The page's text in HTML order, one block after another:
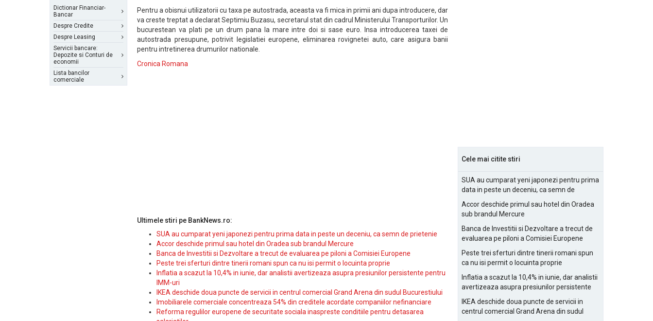
Dictionar Financiar-
Bancar
Despre Credite
Despre Leasing
Servicii bancare:
Depozite si Conturi de
economii
Lista bancilor
comerciale
Pentru a obisnui utilizatorii cu taxa pe autostrada, aceasta va fi mica in primii ani dupa introducere, dar
va creste treptat a declarat Septimiu Buzasu, secretarul stat din cadrul Ministerului Transporturilor. Un
bucurestean va plati pe un drum pana la mare intre doi si sase euro. Insa introducerea taxei de
autostrada presupune, potrivit legislatiei europene, eliminarea rovignetei auto, care asigura banii
pentru intretinerea drumurilor nationale.
Cronica Romana
Ultimele stiri pe BankNews.ro:
SUA au cumparat yeni japonezi pentru prima data in peste un deceniu, ca semn de prietenie
Accor deschide primul sau hotel din Oradea sub brandul Mercure
Banca de Investitii si Dezvoltare a trecut de evaluarea pe piloni a Comisiei Europene
Peste trei sferturi dintre tinerii romani spun ca nu isi permit o locuinta proprie
Inflatia a scazut la 10,4% in iunie, dar analistii avertizeaza asupra presiunilor persistente pentru
IMM-uri
IKEA deschide doua puncte de servicii in centrul comercial Grand Arena din sudul Bucurestiului
Imobiliarele comerciale concentreaza 54% din creditele acordate companiilor nefinanciare
Reforma regulilor europene de securitate sociala inaspreste conditiile pentru detasarea
Cele mai citite stiri
SUA au cumparat yeni japonezi pentru prima
data in peste un deceniu, ca semn de
Accor deschide primul sau hotel din Oradea
sub brandul Mercure
Banca de Investitii si Dezvoltare a trecut de
evaluarea pe piloni a Comisiei Europene
Peste trei sferturi dintre tinerii romani spun
ca nu isi permit o locuinta proprie
Inflatia a scazut la 10,4% in iunie, dar analistii
avertizeaza asupra presiunilor persistente
IKEA deschide doua puncte de servicii in
centrul comercial Grand Arena din sudul